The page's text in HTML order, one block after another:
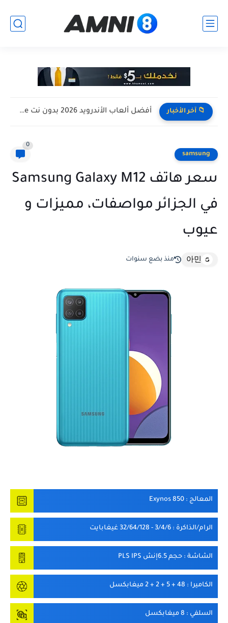
📁 آخر الأخبار افضل تجميعة كمبيوتر للالعاب بأرخص سعر ممكن ! تجميعة Pc...
samsung
0
سعر هاتف Samsung Galaxy M12
في الجزائر مواصفات، مميزات و
عيوب
아민 منذ بضع سنوات
المعالج : Exynos 850
الرام/الذاكرة : 3/4/6 - 32/64/128 غيغابايت
الشاشة : حجم 6.5إنش PLS IPS
الكاميرا : 48 + 5 + 2 + 2 ميغابكسل
السلفي : 8 ميغابكسل